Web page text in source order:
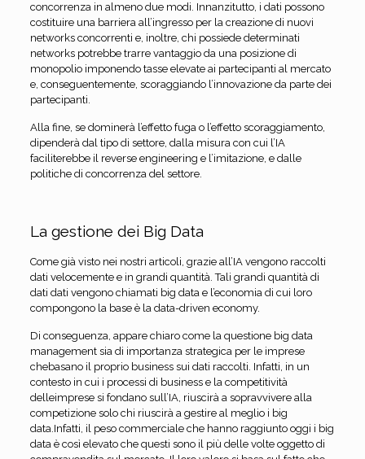
concorrenza in almeno due modi. Innanzitutto, i dati possono
costituire una barriera all’ingresso per la creazione di nuovi
networks concorrenti e, inoltre, chi possiede determinati
networks potrebbe trarre vantaggio da una posizione di
monopolio imponendo tasse elevate ai partecipanti al mercato
e, conseguentemente, scoraggiando l’innovazione da parte dei
partecipanti.
Alla fine, se dominerà l’effetto fuga o l’effetto scoraggiamento,
dipenderà dal tipo di settore, dalla misura con cui l’IA
faciliterebbe il reverse engineering e l’imitazione, e dalle
politiche di concorrenza del settore.
La gestione dei Big Data
Come già visto nei nostri articoli, grazie all’IA vengono raccolti
dati velocemente e in grandi quantità. Tali grandi quantità di
dati dati vengono chiamati big data e l’economia di cui loro
compongono la base è la data-driven economy.
Di conseguenza, appare chiaro come la questione big data
management sia di importanza strategica per le imprese
chebasano il proprio business sui dati raccolti. Infatti, in un
contesto in cui i processi di business e la competitività
delleimprese si fondano sull’IA, riuscirà a sopravvivere alla
competizione solo chi riuscirà a gestire al meglio i big
data.Infatti, il peso commerciale che hanno raggiunto oggi i big
data è così elevato che questi sono il più delle volte oggetto di